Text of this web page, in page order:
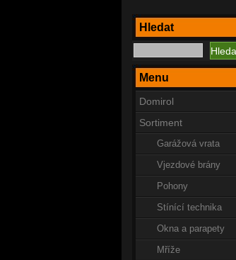
Hledat
Menu
Domirol
Sortiment
Garážová vrata
Vjezdové brány
Pohony
Stínící technika
Okna a parapety
Mříže